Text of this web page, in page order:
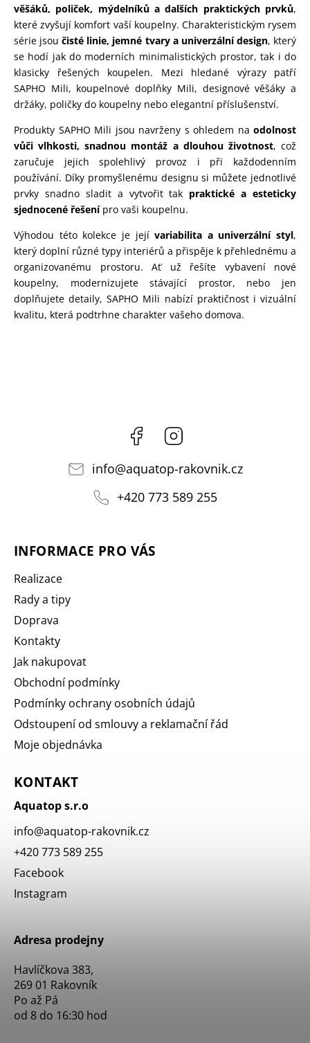
věšáků, poliček, mýdelníků a dalších praktických prvků,
které zvyšují komfort vaší koupelny. Charakteristickým rysem
série jsoučisté linie, jemné tvary a univerzální design, který
se hodí jak do moderních minimalistických prostor, tak i do
klasicky řešených koupelen. Mezi hledané výrazy patří
SAPHO Mili, koupelnové doplňky Mili, designové věšáky a
držáky, poličky do koupelny nebo elegantní příslušenství.
Produkty SAPHO Mili jsou navrženy s ohledem na odolnost
vůči vlhkosti, snadnou montáž a dlouhou životnost, což
zaručuje jejich spolehlivý provoz i při každodenním
používání. Díky promyšlenému designu si můžete jednotlivé
prvky snadno sladit a vytvořit tak praktické a esteticky
sjednocené řešenípro vaši koupelnu.
Výhodou této kolekce je jejívariabilita a univerzální styl,
který doplní různé typy interiérů a přispěje k přehlednému a
organizovanému prostoru. Ať už řešíte vybavení nové
koupelny, modernizujete stávající prostor, nebo jen
doplňujete detaily, SAPHO Mili nabízí praktičnost i vizuální
kvalitu, která podtrhne charakter vašeho domova.
Facebook
info@aquatop-rakovnik.cz
+420 773 589 255
INFORMACE PRO VÁS
Realizace
Rady a tipy
Doprava
Kontakty
Jak nakupovat
Obchodní podmínky
Podmínky ochrany osobních údajů
Odstoupení od smlouvy a reklamační řád
Moje objednávka
KONTAKT
Aquatop s.r.o
info@aquatop-rakovnik.cz
+420 773 589 255
Facebook
Instagram
Adresa prodejny
Havlíčkova 383,
269 01 Rakovník
Po až Pá
od 8 do 16:30 hod